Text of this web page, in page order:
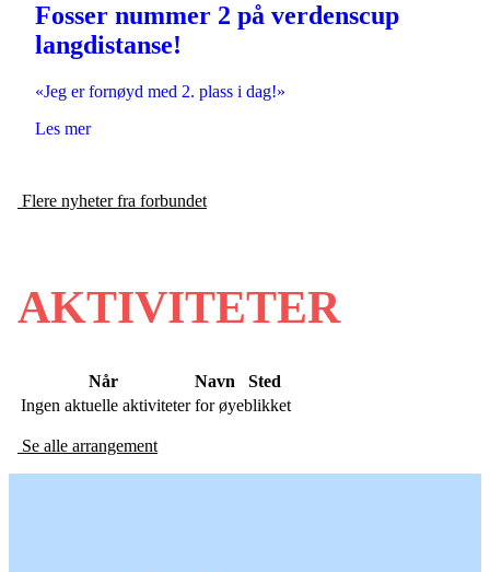
Fosser nummer 2 på verdenscup
langdistanse!
«Jeg er fornøyd med 2. plass i dag!»
Les mer
Flere nyheter fra forbundet
AKTIVITETER
Når Navn
Sted
Ingen aktuelle aktiviteter for øyeblikket
Se alle arrangement